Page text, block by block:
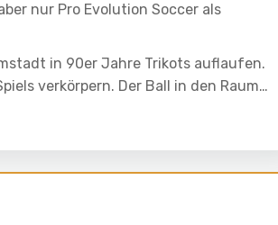
nur Pro Evolution Soccer als
in 90er Jahre Trikots auflaufen.
verkörpern. Der Ball in den Raum…